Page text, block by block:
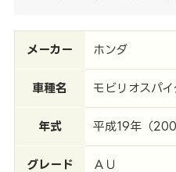
メーカー ホンダ
車種名 モビリオスパイ
年式 平成19年（
グレード ＡＵ